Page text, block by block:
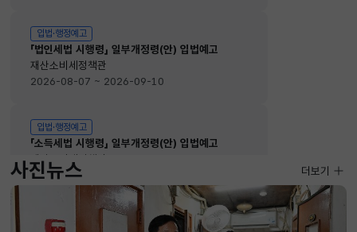
입법·행정예고
「법인세법 시행령」 일부개정령(안) 입법예고
재산소비세정책관
2026-08-07 ~ 2026-09-10
입법·행정예고
「소득세법 시행령」 일부개정령(안) 입법예고
재산소비세정책관
2026-08-07 ~ 2026-09-10
사진뉴스 사진뉴스
더보기